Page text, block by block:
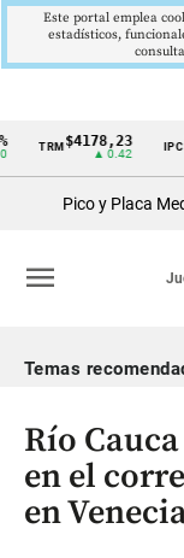
Cintillo
Colombia
TRM$4178,23
▲ 0.42
IPC
Pico y Placa
menu
Temas
Río
en el
en
Este portal emplea
estadísticos,